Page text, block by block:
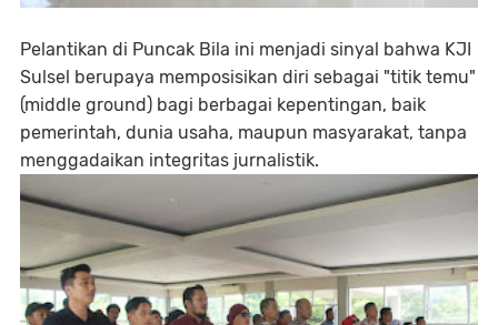
Pelantikan di Puncak Bila ini menjadi sinyal bahwa KJI
Sulsel berupaya memposisikan diri sebagai "titik temu"
(middle ground) bagi berbagai kepentingan, baik
pemerintah, dunia usaha, maupun masyarakat, tanpa
menggadaikan integritas jurnalistik.